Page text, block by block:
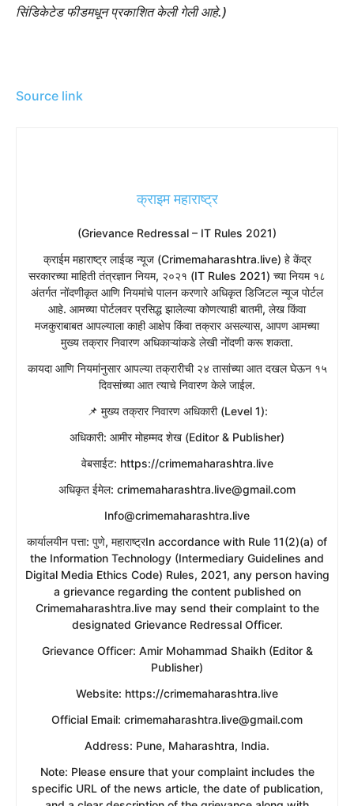
सिंडिकेटेड फीडमधून प्रकाशित केली गेली आहे.)
Source link
क्राइम महाराष्ट्र
(Grievance Redressal – IT Rules 2021)
​क्राईम महाराष्ट्र लाईव्ह न्यूज (Crimemaharashtra.live) हे केंद्र
सरकारच्या माहिती तंत्रज्ञान नियम, २०२१ (IT Rules 2021) च्या नियम १८
अंतर्गत नोंदणीकृत आणि नियमांचे पालन करणारे अधिकृत डिजिटल न्यूज पोर्टल
आहे. आमच्या पोर्टलवर प्रसिद्ध झालेल्या कोणत्याही बातमी, लेख किंवा
मजकुराबाबत आपल्याला काही आक्षेप किंवा तक्रार असल्यास, आपण आमच्या
मुख्य तक्रार निवारण अधिकाऱ्यांकडे लेखी नोंदणी करू शकता.
​कायदा आणि नियमांनुसार आपल्या तक्रारीची २४ तासांच्या आत दखल घेऊन १५
दिवसांच्या आत त्याचे निवारण केले जाईल.
​📌 मुख्य तक्रार निवारण अधिकारी (Level 1):
​अधिकारी: आमीर मोहम्मद शेख (Editor & Publisher)
​वेबसाईट: https://crimemaharashtra.live
​अधिकृत ईमेल: crimemaharashtra.live@gmail.com
Info@crimemaharashtra.live
​कार्यालयीन पत्ता: पुणे, महाराष्ट्रIn accordance with Rule 11(2)(a) of
the Information Technology (Intermediary Guidelines and
Digital Media Ethics Code) Rules, 2021, any person having
a grievance regarding the content published on
Crimemaharashtra.live may send their complaint to the
designated Grievance Redressal Officer.
​Grievance Officer: Amir Mohammad Shaikh (Editor &
Publisher)
​Website: https://crimemaharashtra.live
​Official Email: crimemaharashtra.live@gmail.com
​Address: Pune, Maharashtra, India.
​Note: Please ensure that your complaint includes the
specific URL of the news article, the date of publication,